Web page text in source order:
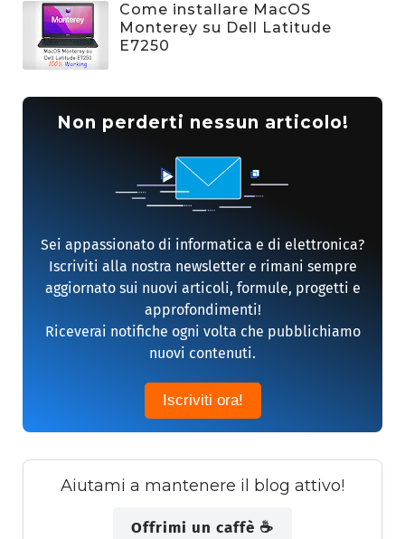
Come installare MacOS
Monterey su Dell Latitude
E7250
Non perderti nessun articolo!
Sei appassionato di informatica e di elettronica?
Iscriviti alla nostra newsletter e rimani sempre
aggiornato sui nuovi articoli, formule, progetti e
approfondimenti!
Riceverai notifiche ogni volta che pubblichiamo
nuovi contenuti.
Iscriviti ora!
Aiutami a mantenere il blog attivo!
Offrimi un caffè ☕